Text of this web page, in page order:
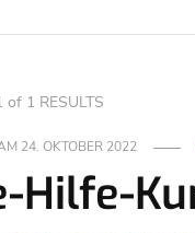
1 RESULTS
24. OKTOBER 2022
Hilfe-